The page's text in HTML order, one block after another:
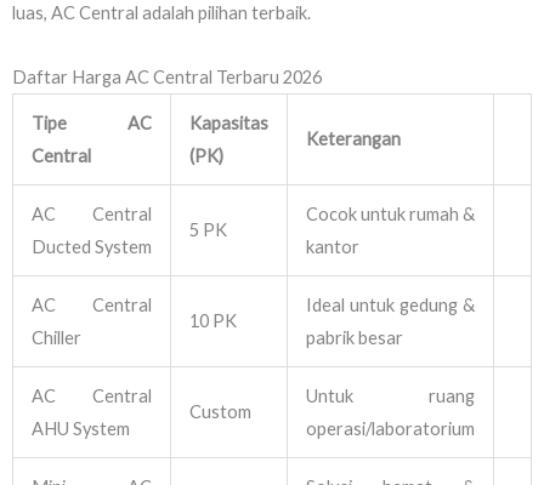
luas, AC Central adalah pilihan terbaik.
Daftar Harga AC Central Terbaru 2026
Tipe AC
Central
Kapasitas
(PK)
Keterangan
AC Central
Ducted System
5 PK
Cocok untuk rumah &
kantor
AC Central
Chiller
10 PK
Ideal untuk gedung &
pabrik besar
AC Central
AHU System
Custom
Untuk ruang
operasi/laboratorium